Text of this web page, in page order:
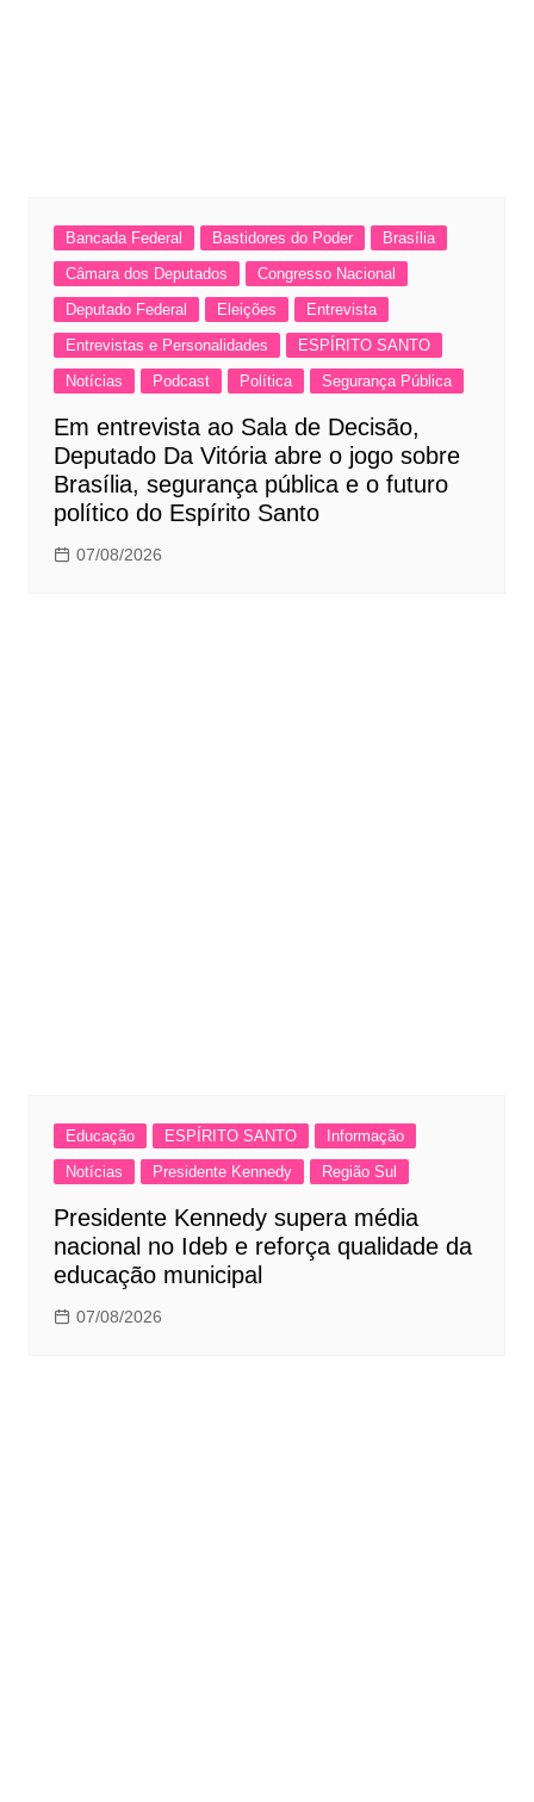
Bancada Federal Bastidores do Poder
Brasília
Câmara dos Deputados
Congresso Nacional
Deputado Federal
Eleições
Entrevista
Entrevistas e Personalidades
ESPÍRITO SANTO
Notícias
Podcast Política Segurança Pública
Em entrevista ao Sala de Decisão,
Deputado Da Vitória abre o jogo sobre
Brasília, segurança pública e o futuro
político do Espírito Santo
07/08/2026
Educação ESPÍRITO SANTO
Informação
Notícias
Presidente Kennedy Região Sul
Presidente Kennedy supera média
nacional no Ideb e reforça qualidade da
educação municipal
07/08/2026